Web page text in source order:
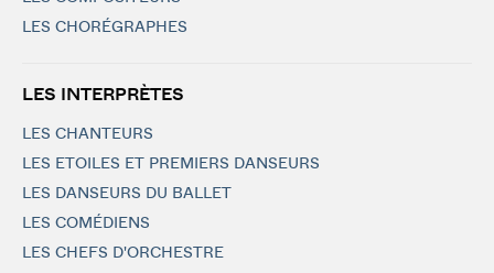
LES CHORÉGRAPHES
LES INTERPRÈTES
LES CHANTEURS
LES ETOILES ET PREMIERS DANSEURS
LES DANSEURS DU BALLET
LES COMÉDIENS
LES CHEFS D'ORCHESTRE